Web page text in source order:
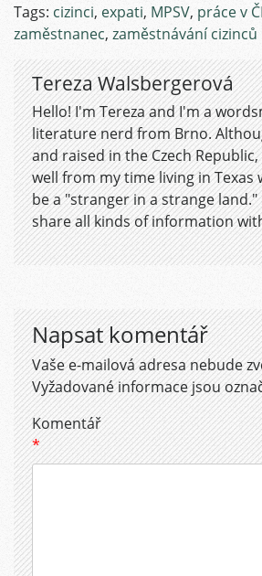
Tags: cizinci, expati, MPSV, práce v
zaměstnanec, zaměstnávání cizinců
Tereza Walsbergerová
Hello! I'm Tereza and I'm a
literature nerd from Brno.
and raised in the Czech
well from my time living in Texas
be a "stranger in a strange
share all kinds of information
Napsat komentář
Vaše e-mailová adresa nebude
Vyžadované informace jsou
Komentář
*